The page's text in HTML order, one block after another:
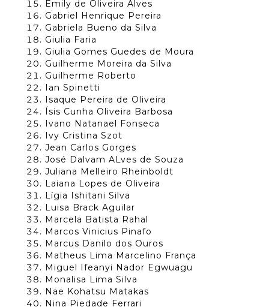
Emily de Oliveira Alves
Gabriel Henrique Pereira
Gabriela Bueno da Silva
Giulia Faria
Giulia Gomes Guedes de Moura
Guilherme Moreira da Silva
Guilherme Roberto
Ian Spinetti
Isaque Pereira de Oliveira
Ísis Cunha Oliveira Barbosa
Ivano Natanael Fonseca
Ivy Cristina Szot
Jean Carlos Gorges
José Dalvam ALves de Souza
Juliana Melleiro Rheinboldt
Laiana Lopes de Oliveira
Lígia Ishitani Silva
Luisa Brack Aguilar
Marcela Batista Rahal
Marcos Vinicius Pinafo
Marcus Danilo dos Ouros
Matheus Lima Marcelino França
Miguel Ifeanyi Nador Egwuagu
Monalisa Lima Silva
Nae Kohatsu Matakas
Nina Piedade Ferrari